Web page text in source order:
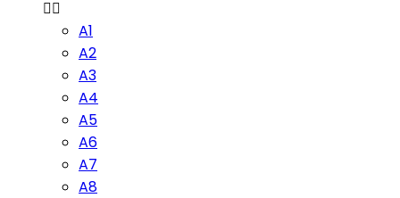

A1
A2
A3
A4
A5
A6
A7
A8